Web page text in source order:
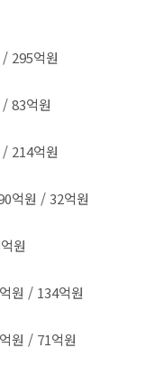
295억원
83억원
214억원
억원 / 32억원
원
원 / 134억원
원 / 71억원